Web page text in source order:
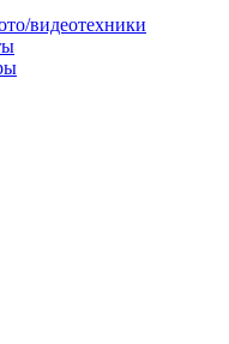
видеотехники